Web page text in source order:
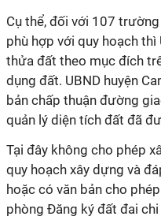
Cụ thể, đối với 107
phù hợp với quy hoạch
thửa đất theo mục đích
dụng đất. UBND huyện
bản chấp thuận đường
quản lý diện tích đất đã
Tại đây không cho phép
quy hoạch xây dựng và
hoặc có văn bản cho
phòng Đăng ký đất đai